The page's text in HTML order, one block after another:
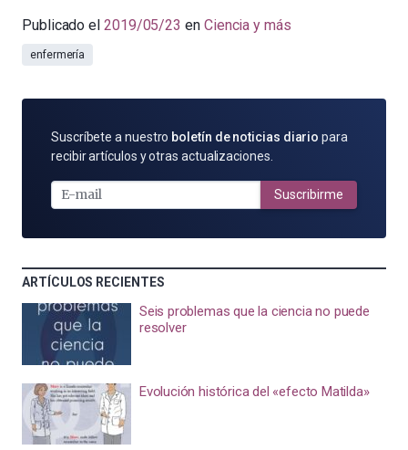
Publicado el 2019/05/23 en Ciencia y más
enfermería
SUSCRÍBETE
POR
MAIL
Suscríbete a nuestro boletín de noticias diario para
recibir artículos y otras actualizaciones.
Suscribirme
ARTÍCULOS RECIENTES
Seis problemas que la ciencia no puede
resolver
Evolución histórica del «efecto Matilda»